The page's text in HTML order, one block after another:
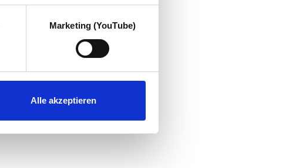
Marketing (YouTube)
Alle akzeptieren